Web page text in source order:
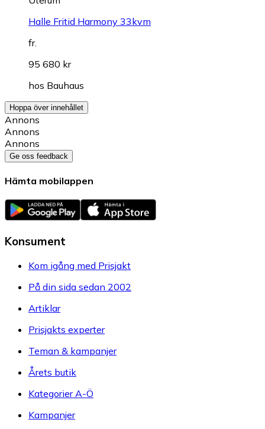
Halle Fritid Harmony 33kvm
fr.
95 680 kr
hos Bauhaus
Hoppa över innehållet
Annons
Annons
Annons
Ge oss feedback
Hämta mobilappen
Konsument
Kom igång med Prisjakt
På din sida sedan 2002
Artiklar
Prisjakts experter
Teman & kampanjer
Årets butik
Kategorier A-Ö
Kampanjer